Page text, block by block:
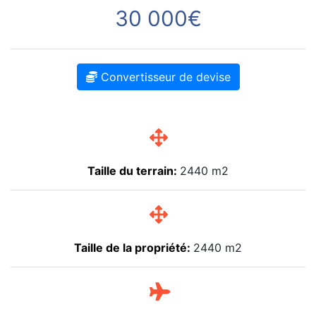
30 000€
Convertisseur de devise
Taille du terrain: 2440 m2
Taille de la propriété: 2440 m2